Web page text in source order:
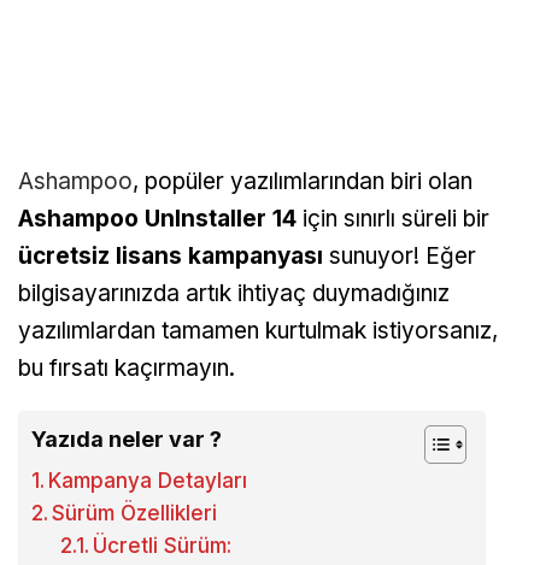
Ashampoo, popüler yazılımlarından biri olan
Ashampoo UnInstaller 14 için sınırlı süreli bir
ücretsiz lisans kampanyası sunuyor! Eğer
bilgisayarınızda artık ihtiyaç duymadığınız
yazılımlardan tamamen kurtulmak istiyorsanız,
bu fırsatı kaçırmayın.
Yazıda neler var ?
Kampanya Detayları
Sürüm Özellikleri
Ücretli Sürüm: